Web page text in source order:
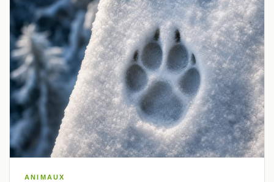
ANIMAUX